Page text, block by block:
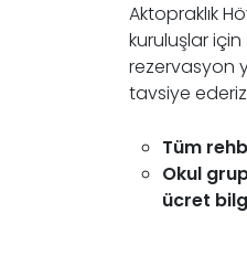
Aktopraklık
kuruluşlar
rezervasyon
tavsiye
Tüm
Okul
ücret